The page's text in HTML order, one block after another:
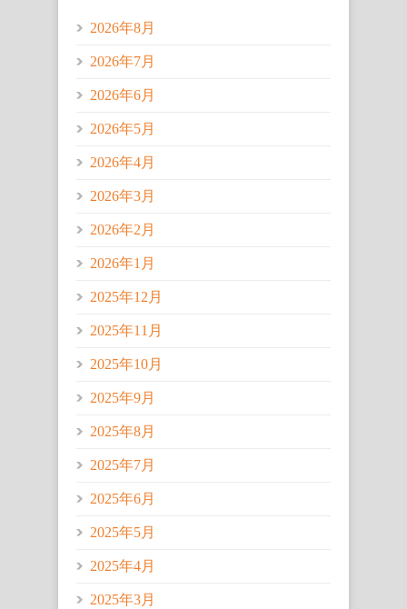
2026年8月
2026年7月
2026年6月
2026年5月
2026年4月
2026年3月
2026年2月
2026年1月
2025年12月
2025年11月
2025年10月
2025年9月
2025年8月
2025年7月
2025年6月
2025年5月
2025年4月
2025年3月